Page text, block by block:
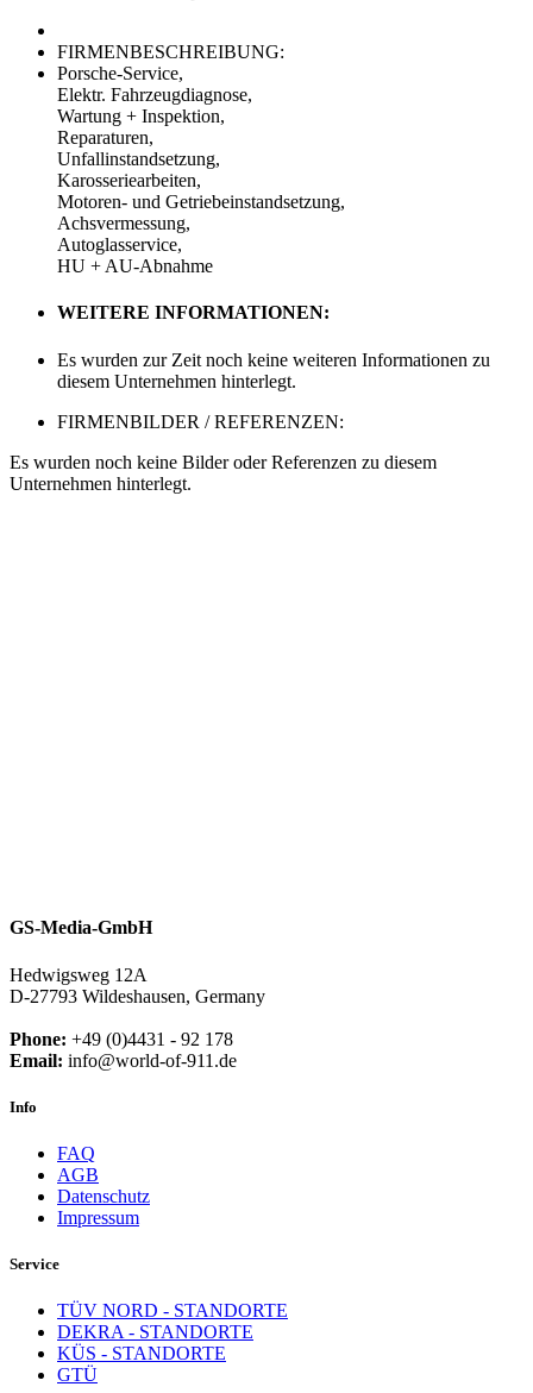
FIRMENBESCHREIBUNG:
Porsche-Service,
Elektr. Fahrzeugdiagnose,
Wartung + Inspektion,
Reparaturen,
Unfallinstandsetzung,
Karosseriearbeiten,
Motoren- und Getriebeinstandsetzung,
Achsvermessung,
Autoglasservice,
HU + AU-Abnahme
WEITERE INFORMATIONEN:
Es wurden zur Zeit noch keine weiteren Informationen zu
diesem Unternehmen hinterlegt.
FIRMENBILDER / REFERENZEN:
Es wurden noch keine Bilder oder Referenzen zu diesem
Unternehmen hinterlegt.
GS-Media-GmbH
Hedwigsweg 12A
D-27793 Wildeshausen, Germany
Phone: +49 (0)4431 - 92 178
Email: info@world-of-911.de
Info
FAQ
AGB
Datenschutz
Impressum
Service
TÜV NORD - STANDORTE
DEKRA - STANDORTE
KÜS - STANDORTE
GTÜ